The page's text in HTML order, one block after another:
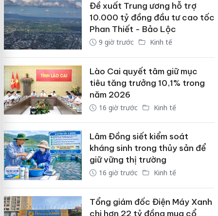
Đề xuất Trung ương hỗ trợ
10.000 tỷ đồng đầu tư cao tốc
Phan Thiết - Bảo Lộc
9 giờ trước Kinh tế
Lào Cai quyết tâm giữ mục
tiêu tăng trưởng 10,1% trong
năm 2026
16 giờ trước Kinh tế
Lâm Đồng siết kiểm soát
kháng sinh trong thủy sản để
giữ vững thị trường
16 giờ trước Kinh tế
Tổng giám đốc Điện Máy Xanh
chi hơn 22 tỷ đồng mua cổ